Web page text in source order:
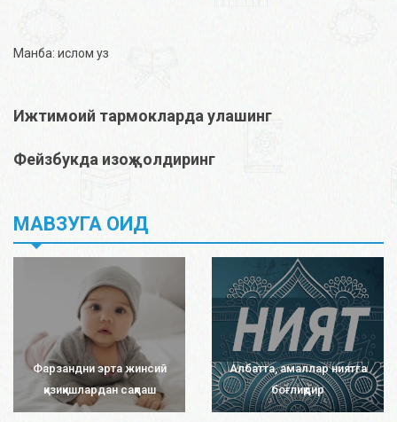
Манба: ислом уз
Ижтимоий тармокларда улашинг
Фейзбукда изоҳ қолдиринг
МАВЗУГА ОИД
Фарзандни эрта жинсий
қизиқишлардан сақлаш
Албатта, амаллар ниятга
боғлиқдир